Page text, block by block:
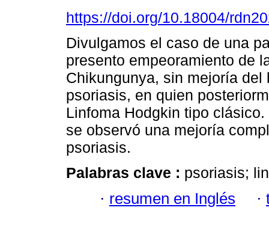
https://doi.org/10.18004/
Divulgamos el caso de una
presento empeoramiento de
Chikungunya, sin mejoría
psoriasis, en quien
Linfoma Hodgkin tipo
se observó una mejoría
psoriasis.
Palabras clave : psoriasis;
· resumen en Inglés ·